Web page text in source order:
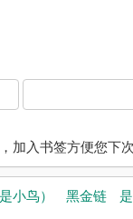
入书签方便您下次
小鸟） 黑金链